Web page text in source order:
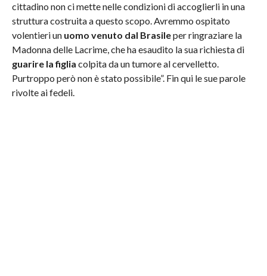
cittadino non ci mette nelle condizioni di accoglierli in una
struttura costruita a questo scopo. Avremmo ospitato
volentieri un uomo venuto dal Brasileper ringraziare la
Madonna delle Lacrime, che ha esaudito la sua richiesta di
guarire la figlia colpita da un tumore al cervelletto.
Purtroppo però non è stato possibile”. Fin qui le sue parole
rivolte ai fedeli.